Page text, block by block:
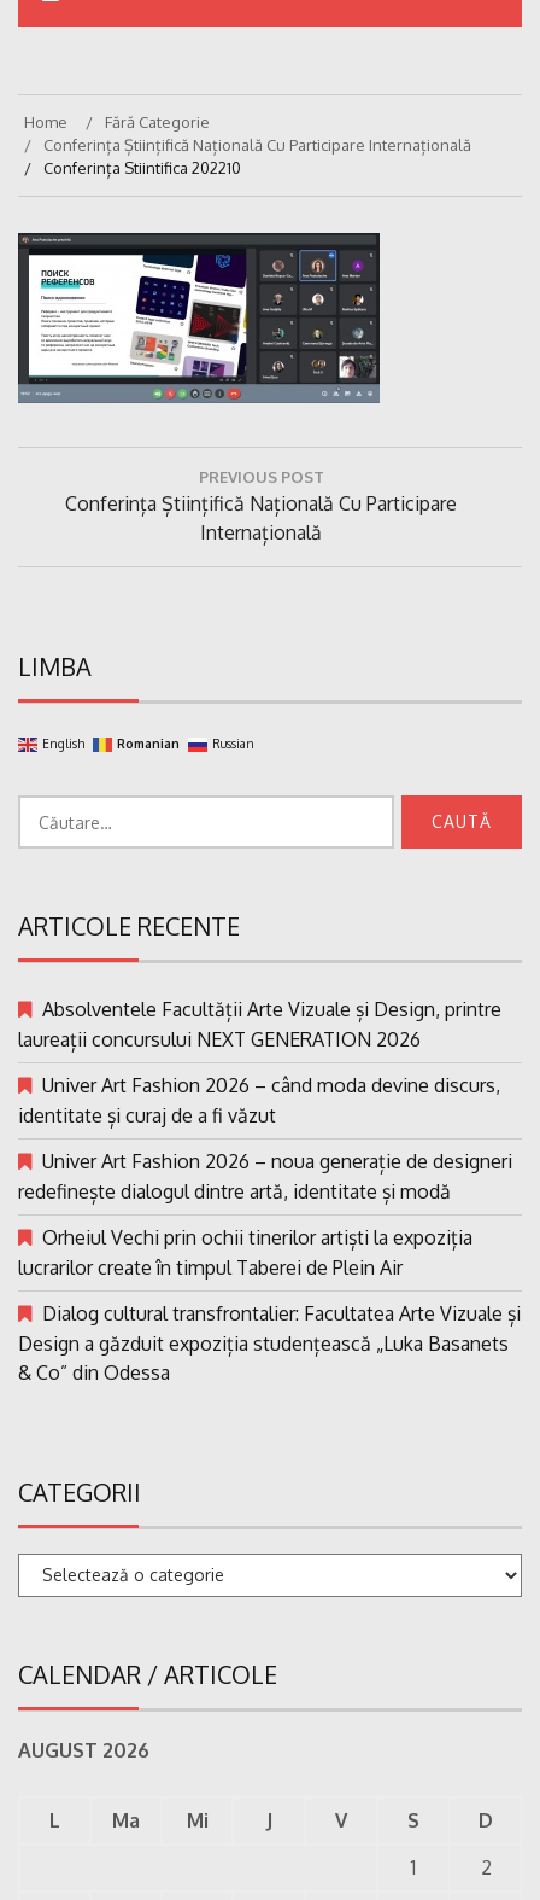
Home
Fără Categorie
Conferința Științifică Națională Cu Participare Internațională
Conferința Stiintifica 202210
articole
PREVIOUS POST
Previous
Conferința Științifică Națională Cu Participare
Internațională
LIMBA
English Romanian Russian
ARTICOLE RECENTE
Absolventele Facultății Arte Vizuale și Design, printre
laureații concursului NEXT GENERATION 2026
Univer Art Fashion 2026 – când moda devine discurs,
identitate și curaj de a fi văzut
Univer Art Fashion 2026 – noua generație de designeri
redefinește dialogul dintre artă, identitate și modă
Orheiul Vechi prin ochii tinerilor artiști la expoziția
lucrarilor create în timpul Taberei de Plein Air
Dialog cultural transfrontalier: Facultatea Arte Vizuale și
Design a găzduit expoziția studențească „Luka Basanets
& Co” din Odessa
CATEGORII
Categorii
CALENDAR / ARTICOLE
AUGUST 2026
L Ma Mi J V S
D
1
2